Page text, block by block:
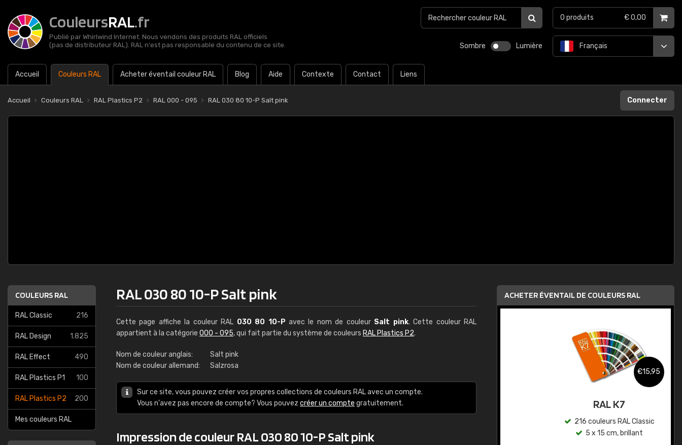
CouleursRAL.fr
Publié par Whirlwind Internet. Nous vendons des produits RAL officiels
(pas de distributeur RAL). RAL n'est pas responsable du contenu de ce site.
Sombre Lumière
Accueil Couleurs RAL Acheter éventail couleur RAL Blog Aide Contexte Contact Liens
Français
0 produits € 0,00
Accueil Couleurs RAL RAL Plastics P2 RAL 000 - 095 RAL 030 80 10-P Salt pink Connecter
COULEURS RAL
RAL Classic 216
RAL Design 1.825
RAL Effect 490
RAL Plastics P1 100
RAL Plastics P2 200
Mes couleurs RAL
RAL 030 80 10-P Salt pink
Cette page affiche la couleur RAL 030 80 10-P avec le nom de couleur Salt pink. Cette couleur RAL
appartient à la catégorie 000 - 095, qui fait partie du système de couleurs RAL Plastics P2.
Nom de couleur anglais:
Salt pink
Nom de couleur allemand:
Salzrosa
Sur ce site, vous pouvez créer vos propres collections de couleurs RAL avec un compte.
Vous n'avez pas encore de compte? Vous pouvez créer un compte gratuitement.
Impression de couleur RAL 030 80 10-P Salt pink
ACHETER ÉVENTAIL DE COULEURS RAL
RAL K7 à base d'eau
€15,95
RAL K7
216 couleurs RAL Classic
5 x 15 cm, brillant